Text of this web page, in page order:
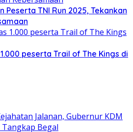
Peserta TNI Run 2025, Tekankan
peserta Trail of The Kings di